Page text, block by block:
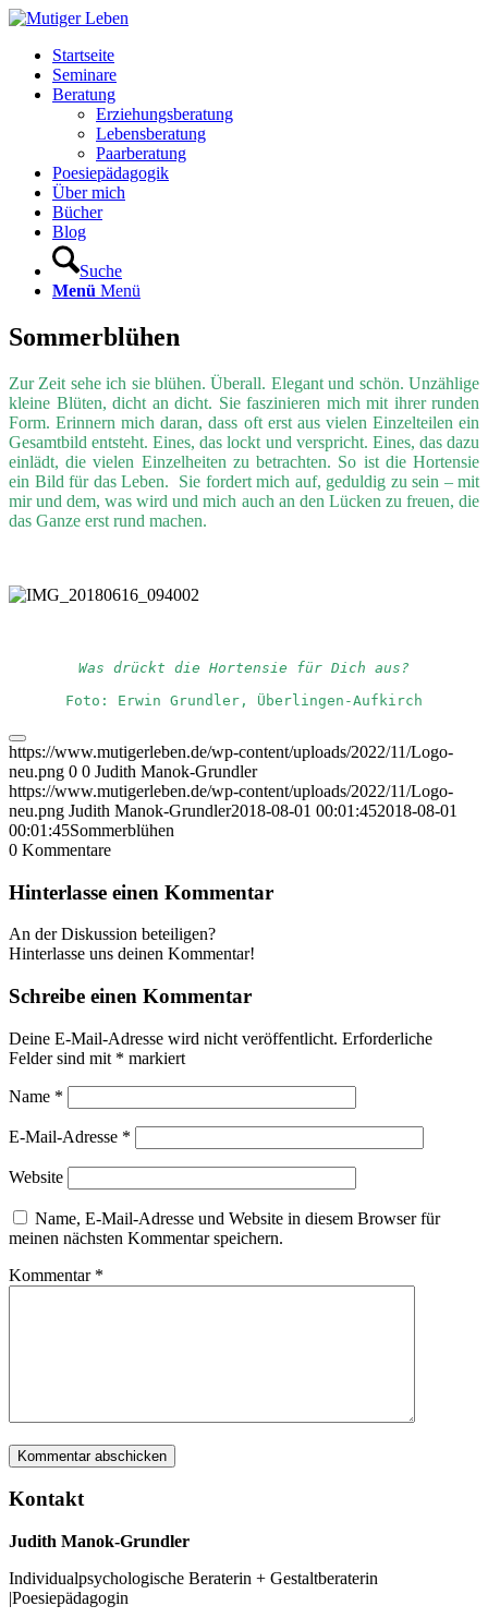
Startseite
Seminare
Beratung
Erziehungsberatung
Lebensberatung
Paarberatung
Poesiepädagogik
Über mich
Bücher
Blog
Suche
Menü Menü
Sommerblühen
Zur Zeit sehe ich sie blühen. Überall. Elegant und schön. Unzählige
kleine Blüten, dicht an dicht. Sie faszinieren mich mit ihrer runden
Form. Erinnern mich daran, dass oft erst aus vielen Einzelteilen ein
Gesamtbild entsteht. Eines, das lockt und verspricht. Eines, das dazu
einlädt, die vielen Einzelheiten zu betrachten. So ist die Hortensie
ein Bild für das Leben. Sie fordert mich auf, geduldig zu sein – mit
mir und dem, was wird und mich auch an den Lücken zu freuen, die
das Ganze erst rund machen.
Was drückt die Hortensie für Dich aus?
Foto: Erwin Grundler, Überlingen-Aufkirch
https://www.mutigerleben.de/wp-content/uploads/2022/11/Logo-
neu.png 0 0 Judith Manok-Grundler
https://www.mutigerleben.de/wp-content/uploads/2022/11/Logo-
neu.png Judith Manok-Grundler2018-08-01 00:01:452018-08-01
00:01:45Sommerblühen
0 Kommentare
Hinterlasse einen Kommentar
An der Diskussion beteiligen?
Hinterlasse uns deinen Kommentar!
Schreibe einen Kommentar
Deine E-Mail-Adresse wird nicht veröffentlicht. Erforderliche
Felder sind mit * markiert
Name *
E-Mail-Adresse *
Website
Name, E-Mail-Adresse und Website in diesem Browser für
meinen nächsten Kommentar speichern.
Kommentar *
Kontakt
Judith Manok-Grundler
Individualpsychologische Beraterin + Gestaltberaterin
|Poesiepädagogin